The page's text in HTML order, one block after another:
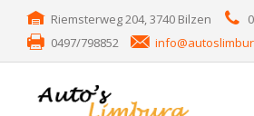
Riemsterweg 204, 3740 Bilzen
0497/798852